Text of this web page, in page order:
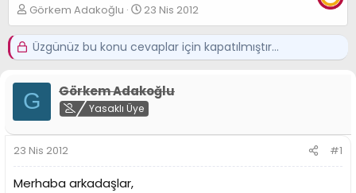
K
o
n
u
u
B
a
ş
l
a
t
a
Görkem Adakoğlu
B
a
ş
l
g
ı
t
r
23 Nis 2012
Üzgünüz bu konu cevaplar için kapatılmıştır...
G Görkem Adakoğlu
Yasaklı Üye
23 Nis 2012 #1
Merhaba arkadaşlar,